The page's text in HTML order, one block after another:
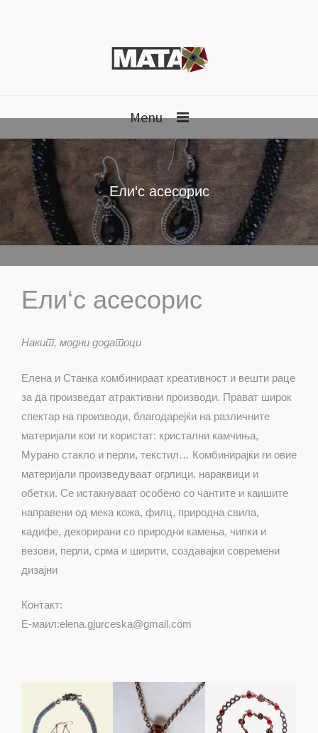
Menu
Ели‘с асесорис
Ели‘с асесорис
Накит, модни додатоци
Елена и Станка комбинираат креативност и вешти раце
за да произведат атрактивни производи. Прават широк
спектар на производи, благодарејќи на различните
материјали кои ги користат: кристални камчиња,
Мурано стакло и перли, текстил… Комбинирајќи ги овие
материјали произведуваат огрлици, нараквици и
обетки. Се истакнуваат особено со чантите и каишите
направени од мека кожа, филц, природна свила,
кадифе, декорирани со природни камења, чипки и
везови, перли, срма и ширити, создавајки современи
дизајни
Контакт:
Е-маил:elena.gjurceska@gmail.com